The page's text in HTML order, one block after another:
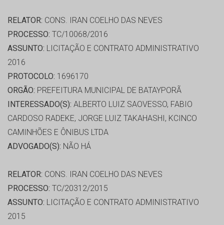
RELATOR: CONS. IRAN COELHO DAS NEVES
PROCESSO: TC/10068/2016
ASSUNTO: LICITAÇÃO E CONTRATO ADMINISTRATIVO
2016
PROTOCOLO: 1696170
ORGÃO: PREFEITURA MUNICIPAL DE BATAYPORÃ
INTERESSADO(S): ALBERTO LUIZ SAOVESSO, FABIO
CARDOSO RADEKE, JORGE LUIZ TAKAHASHI, KCINCO
CAMINHÕES E ÔNIBUS LTDA
ADVOGADO(S): NÃO HÁ
RELATOR: CONS. IRAN COELHO DAS NEVES
PROCESSO: TC/20312/2015
ASSUNTO: LICITAÇÃO E CONTRATO ADMINISTRATIVO
2015